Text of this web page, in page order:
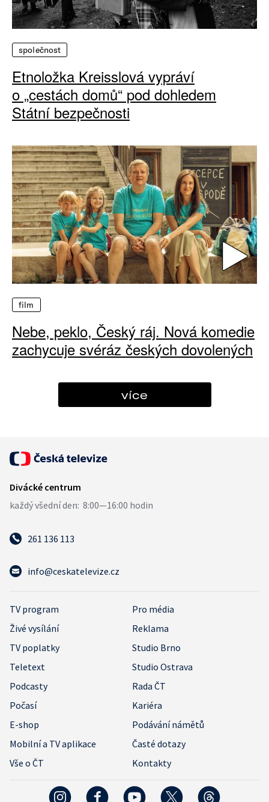
společnost
Etnoložka Kreisslová vypráví
o „cestách domů“ pod dohledem
Státní bezpečnosti
film
Nebe, peklo, Český ráj. Nová komedie
zachycuje svéráz českých dovolených
více
261 136 113
info@ceskatelevize.cz
TV program
Pro média
Živé vysílání
Reklama
TV poplatky
Studio Brno
Teletext
Studio Ostrava
Podcasty
Rada ČT
Počasí
Kariéra
E-shop
Podávání námětů
Mobilní a TV aplikace
Časté dotazy
Vše o ČT
Kontakty